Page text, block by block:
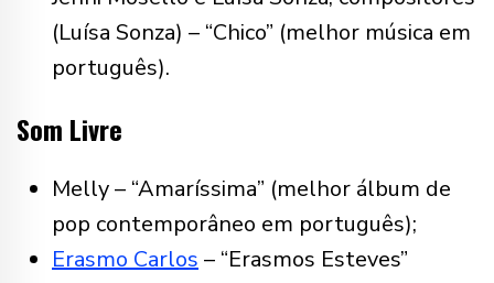
(Luísa Sonza) – “Chico” (melhor música em
português).
Som Livre
Melly – “Amaríssima” (melhor álbum de
pop contemporâneo em português);
Erasmo Carlos – “Erasmos Esteves”